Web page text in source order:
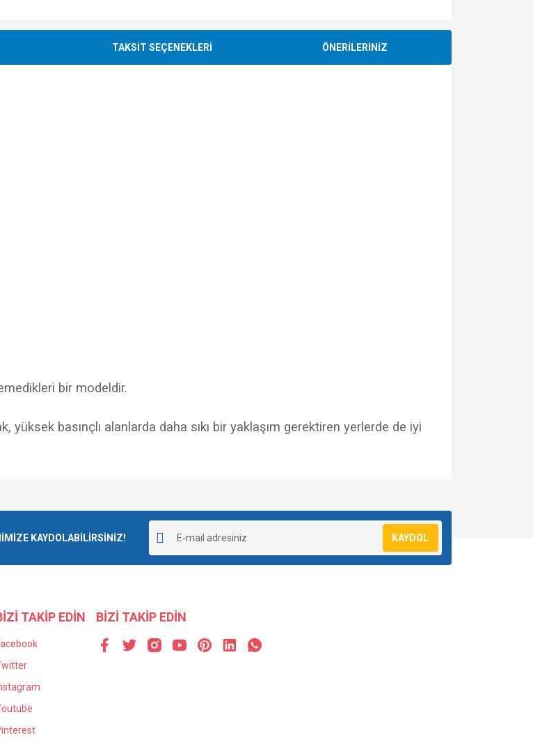
TAKSİT SEÇENEKLERİ ÖNERİLERİNİZ
bir modeldir.
basınçlı alanlarda daha sıkı bir yaklaşım gerektiren yerlerde de iyi
KAYDOLABİLİRSİNİZ! KAYDOL
TAKİP EDİN BİZİ TAKİP EDİN